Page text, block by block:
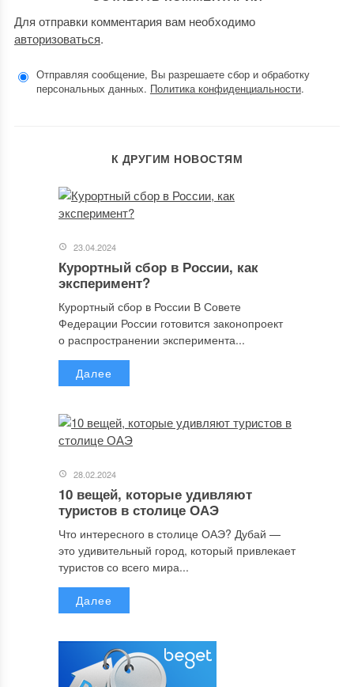
Для отправки комментария вам необходимо
авторизоваться.
Отправляя сообщение, Вы разрешаете сбор и обработку
персональных данных. Политика конфиденциальности.
К ДРУГИМ НОВОСТЯМ
23.04.2024
Курортный сбор в России, как
эксперимент?
Курортный сбор в России В Совете
Федерации России готовится законопроект
о распространении эксперимента...
Далее
28.02.2024
10 вещей, которые удивляют
туристов в столице ОАЭ
Что интересного в столице ОАЭ? Дубай —
это удивительный город, который привлекает
туристов со всего мира...
Далее